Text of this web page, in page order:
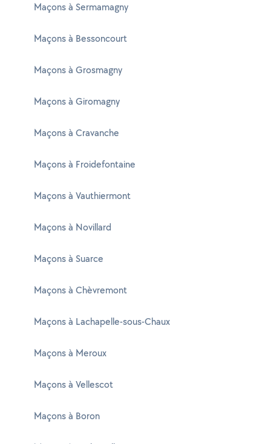
Maçons à Sermamagny
Maçons à Bessoncourt
Maçons à Grosmagny
Maçons à Giromagny
Maçons à Cravanche
Maçons à Froidefontaine
Maçons à Vauthiermont
Maçons à Novillard
Maçons à Suarce
Maçons à Chèvremont
Maçons à Lachapelle-sous-Chaux
Maçons à Meroux
Maçons à Vellescot
Maçons à Boron